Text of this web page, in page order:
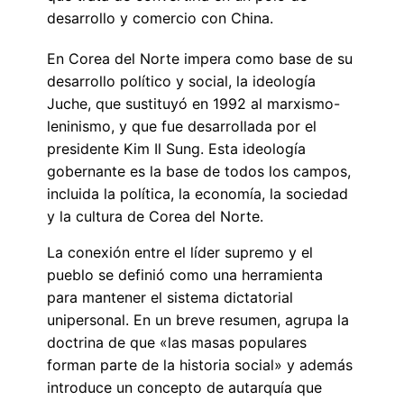
desarrollo y comercio con China.
En Corea del Norte impera como base de su
desarrollo político y social, la ideología
Juche, que sustituyó en 1992 al marxismo-
leninismo, y que fue desarrollada por el
presidente Kim Il Sung. Esta ideología
gobernante es la base de todos los campos,
incluida la política, la economía, la sociedad
y la cultura de Corea del Norte.
La conexión entre el líder supremo y el
pueblo se definió como una herramienta
para mantener el sistema dictatorial
unipersonal. En un breve resumen, agrupa la
doctrina de que «las masas populares
forman parte de la historia social» y además
introduce un concepto de autarquía que